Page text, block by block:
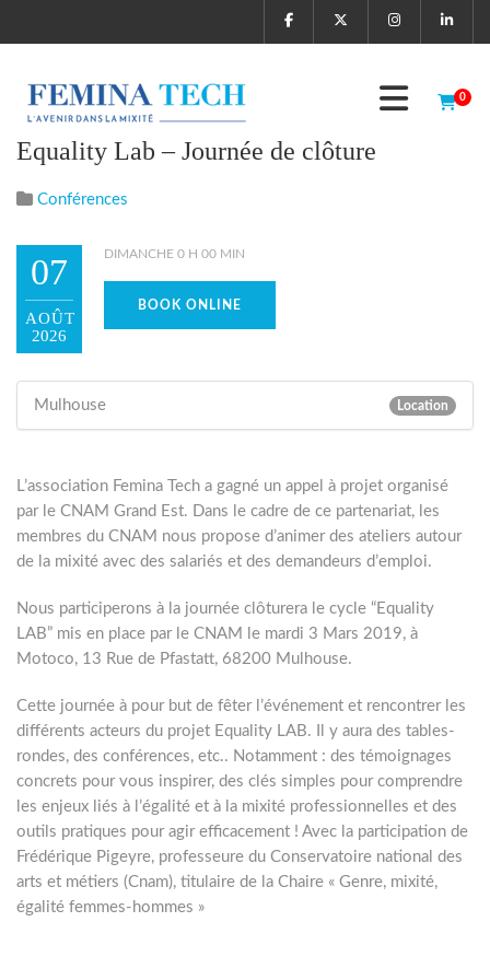
0
Equality Lab – Journée de clôture
Conférences
07
AOÛT
2026
DIMANCHE 0 H 00 MIN
BOOK ONLINE
Mulhouse Location
L’association Femina Tech a gagné un appel à projet organisé
par le CNAM Grand Est. Dans le cadre de ce partenariat, les
membres du CNAM nous propose d’animer des ateliers autour
de la mixité avec des salariés et des demandeurs d’emploi.
Nous participerons à la journée clôturera le cycle “Equality
LAB” mis en place par le CNAM le mardi 3 Mars 2019, à
Motoco, 13 Rue de Pfastatt, 68200 Mulhouse.
Cette journée à pour but de fêter l’événement et rencontrer les
différents acteurs du projet Equality LAB. Il y aura des tables-
rondes, des conférences, etc.. Notamment : des témoignages
concrets pour vous inspirer, des clés simples pour comprendre
les enjeux liés à l’égalité et à la mixité professionnelles et des
outils pratiques pour agir efficacement ! Avec la participation de
Frédérique Pigeyre, professeure du Conservatoire national des
arts et métiers (Cnam), titulaire de la Chaire « Genre, mixité,
égalité femmes-hommes »